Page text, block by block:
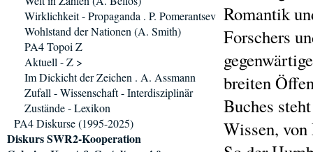
Romantik
Forschers
breiten
Buches
Wissen,
Wirklichkeit - Propaganda . P. Pomerantsev
Wohlstand der Nationen (A. Smith)
PA4 Topoi Z
Aktuell - Z >
Im Dickicht der Zeichen . A. Assmann
Zufall - Wissenschaft - Interdisziplinär
Zustände - Lexikon
PA4 Diskurse (1995-2025)
Diskurs SWR2-Kooperation